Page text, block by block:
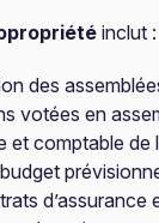
inclut :
des
votées en
et comptable de
d’assurance